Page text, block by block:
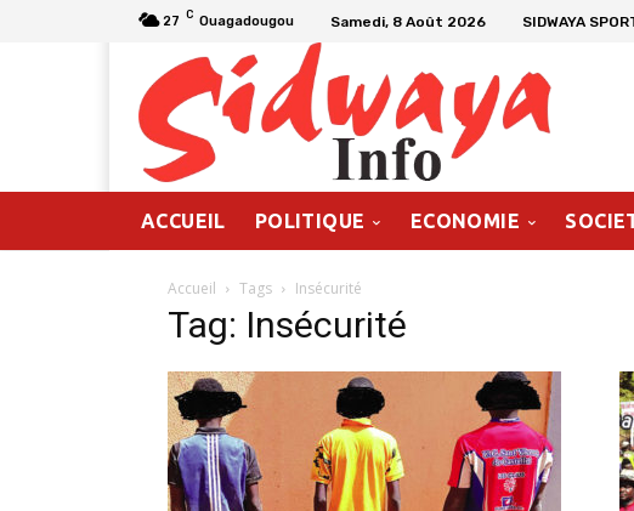
27 C Ouagadougou Samedi, 8 Août 2026 SIDWAYA
ACCUEIL POLITIQUE ECONOMIE
Accueil Tags Insécurité
Tag: Insécurité